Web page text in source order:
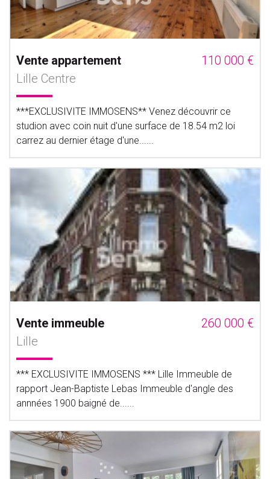
Vente appartement
110 000 €
Lille Centre
***EXCLUSIVITE IMMOSENS** Venez découvrir ce
studion avec coin nuit d'une surface de 18.54 m2 loi
carrez au dernier étage d'une......
Vente immeuble
260 000 €
Lille
*** EXCLUSIVITE IMMOSENS *** Lille Immeuble de
rapport Jean-Baptiste Lebas Immeuble d'angle des
annnées 1900 baigné de......